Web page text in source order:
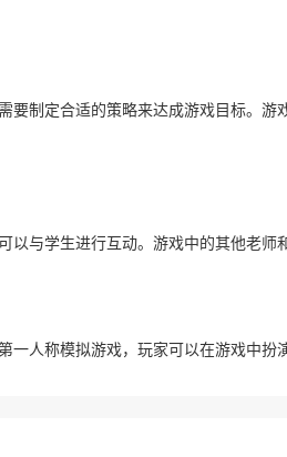
要制定合适的策略来达成游戏目标。
以与学生进行互动。游戏中的其他老
一人称模拟游戏，玩家可以在游戏中扮